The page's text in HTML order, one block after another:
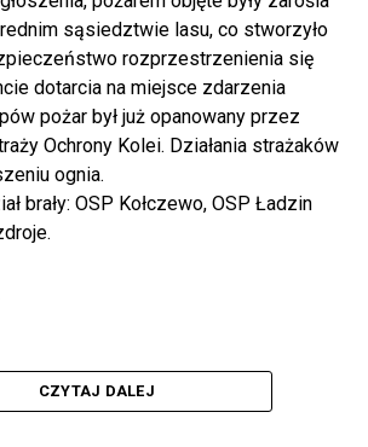
miasto z przewodnikiem (start
godzinie 19.00 w kolegiacie
koncertu w wykonaniu
będzie koncert w wykonaniu
podczas którego wysłuchamy
w jazzowej aranżacji (godz. 20.00
koncertu zaplanowaliśmy dla
VI A – Kultura i zrównoważona
sąsiedztwie lasu, co stworzyło
rozprzestrzenienia się
dotarcia na miejsce zdarzenia
pożar był już opanowany przez
Ochrony Kolei. Działania strażaków
ognia.
brały: OSP Kołczewo, OSP Ładzin
CZYTAJ DALEJ